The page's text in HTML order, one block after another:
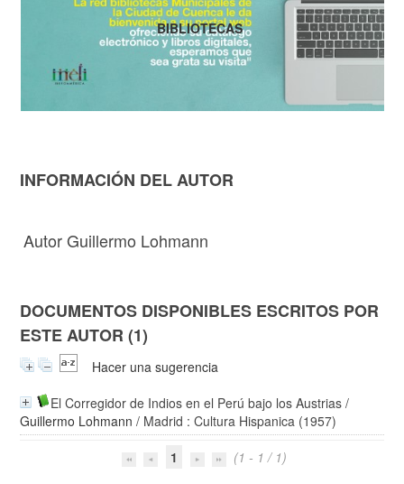
INFORMACIÓN DEL AUTOR
Autor Guillermo Lohmann
DOCUMENTOS DISPONIBLES ESCRITOS POR
ESTE AUTOR (1)
Hacer una sugerencia
El Corregidor de Indios en el Perú bajo los Austrias /
Guillermo Lohmann / Madrid : Cultura Hispanica (1957)
1
(1 - 1 / 1)
BIBLIOTECAS